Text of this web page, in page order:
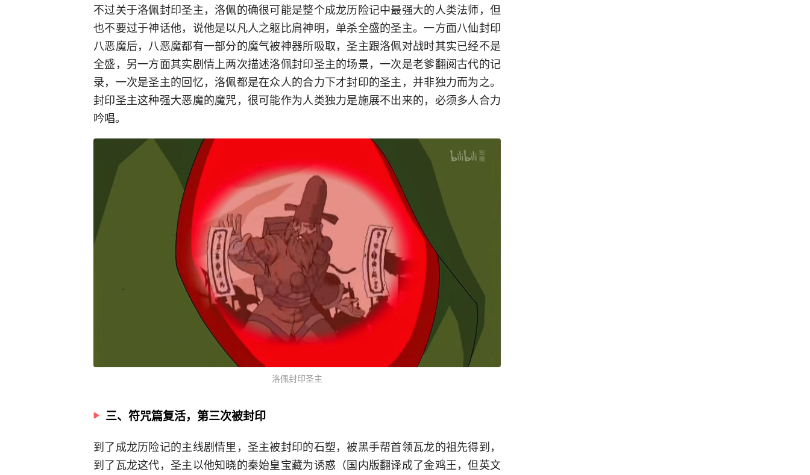
不过关于洛佩封印圣主，洛佩的确很可能是整个成龙历险记中最强大的人类法师，但
也不要过于神话他，说他是以凡人之躯比肩神明，单杀全盛的圣主。一方面八仙封印
八恶魔后，八恶魔都有一部分的魔气被神器所吸取，圣主跟洛佩对战时其实已经不是
全盛，另一方面其实剧情上两次描述洛佩封印圣主的场景，一次是老爹翻阅古代的记
录，一次是圣主的回忆，洛佩都是在众人的合力下才封印的圣主，并非独力而为之。
封印圣主这种强大恶魔的魔咒，很可能作为人类独力是施展不出来的，必须多人合力
吟唱。
洛佩封印圣主
三、符咒篇复活，第三次被封印
到了成龙历险记的主线剧情里，圣主被封印的石塑，被黑手帮首领瓦龙的祖先得到，
到了瓦龙这代，圣主以他知晓的秦始皇宝藏为诱惑（国内版翻译成了金鸡王，但英文